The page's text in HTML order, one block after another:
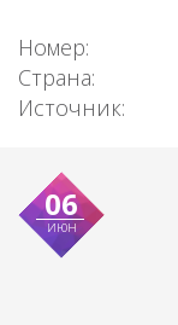
Номер:
Страна:
Источник:
06
июн